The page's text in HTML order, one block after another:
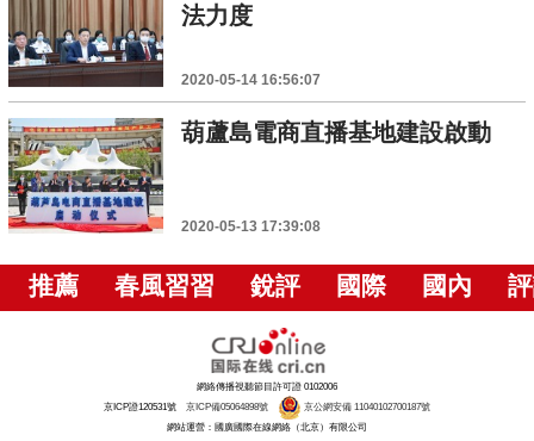
法力度
2020-05-14 16:56:07
葫蘆島電商直播基地建設啟動
2020-05-13 17:39:08
推薦 春風習習 銳評 國際 國內
網絡傳播視聽節目許可證 0102006
京ICP證120531號 京ICP備05064898號
京公網安備 11040102700187號
網站運營：國廣國際在線網絡（北京）有限公司